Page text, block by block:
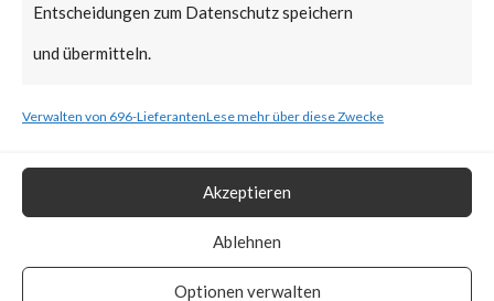
Entscheidungen zum Datenschutz speichern
und übermitteln.
Verwalten von 696-LieferantenLese mehr über diese Zwecke
Akzeptieren
Ablehnen
Optionen verwalten
time of this writing (June 12th,
2023). However, Microsoft has
provided mitigation steps for
advisory. For more information,
please see the Appendix for the
link to “CVE-2023-36884